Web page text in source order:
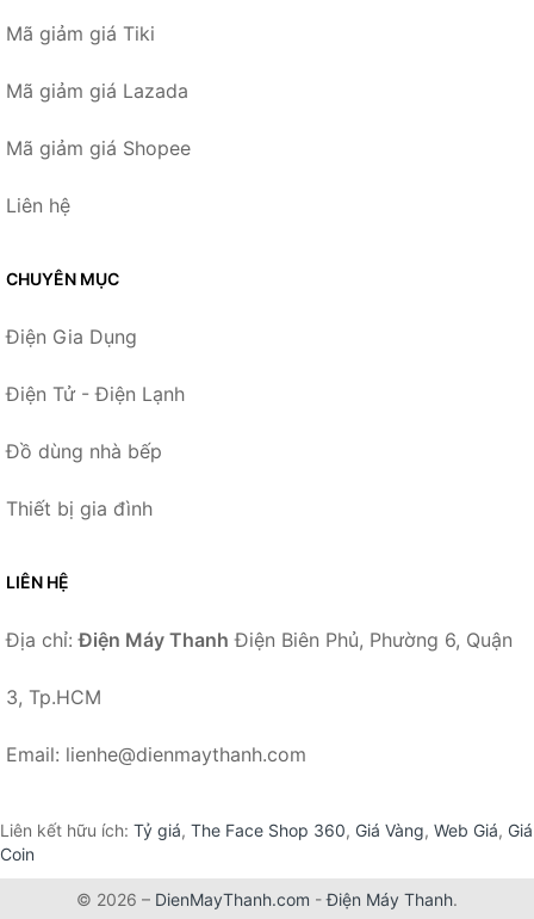
Mã giảm giá Tiki
Mã giảm giá Lazada
Mã giảm giá Shopee
Liên hệ
CHUYÊN MỤC
Điện Gia Dụng
Điện Tử - Điện Lạnh
Đồ dùng nhà bếp
Thiết bị gia đình
LIÊN HỆ
Địa chỉ:Điện Máy Thanh Điện Biên Phủ, Phường 6, Quận
3, Tp.HCM
Email: lienhe@dienmaythanh.com
Liên kết hữu ích: Tỷ giá, The Face Shop 360, Giá Vàng, Web Giá, Giá
Coin
© 2026 – DienMayThanh.com -Điện Máy Thanh.